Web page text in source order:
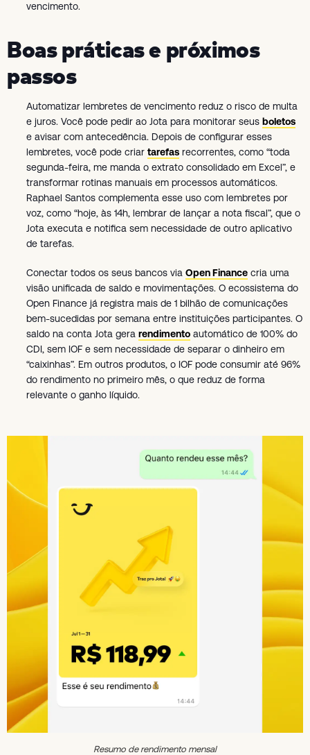
vencimento.
Boas práticas e próximos
passos
Automatizar lembretes de vencimento reduz o risco de multa
e juros. Você pode pedir ao Jota para monitorar seus boletos
e avisar com antecedência. Depois de configurar esses
lembretes, você pode criar tarefas recorrentes, como “toda
segunda-feira, me manda o extrato consolidado em Excel”, e
transformar rotinas manuais em processos automáticos.
Raphael Santos complementa esse uso com lembretes por
voz, como “hoje, às 14h, lembrar de lançar a nota fiscal”, que o
Jota executa e notifica sem necessidade de outro aplicativo
de tarefas.
Conectar todos os seus bancos via Open Finance cria uma
visão unificada de saldo e movimentações. O ecossistema do
Open Finance já registra mais de 1 bilhão de comunicações
bem-sucedidas por semana entre instituições participantes. O
saldo na conta Jota gera rendimento automático de 100% do
CDI, sem IOF e sem necessidade de separar o dinheiro em
“caixinhas”. Em outros produtos, o IOF pode consumir até 96%
do rendimento no primeiro mês, o que reduz de forma
relevante o ganho líquido.
Resumo de rendimento mensal